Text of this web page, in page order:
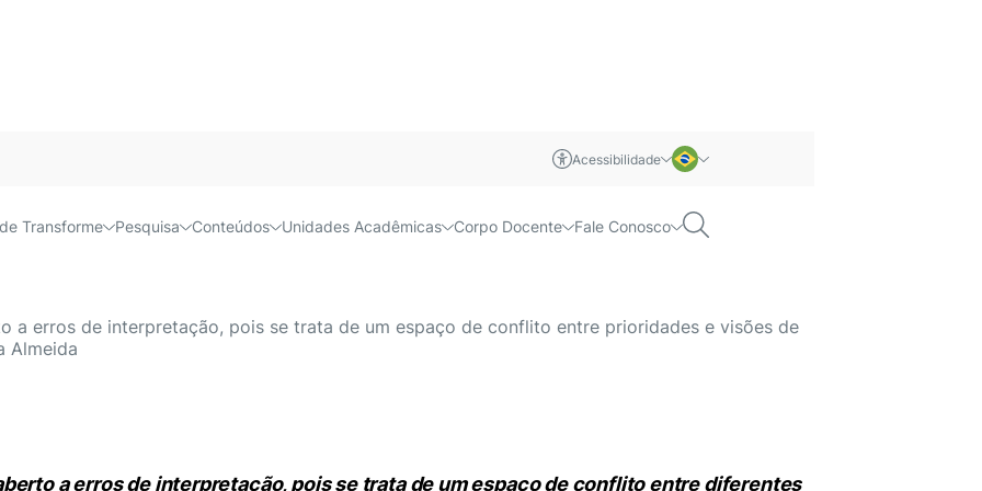
Acessibilidade
Português
Transforme Pesquisa Conteúdos Unidades Acadêmicas Corpo Docente Fale Conosco
do orçamento público ajuda a fiscalizar
a erros de interpretação, pois se trata de um espaço de conflito entre prioridades e visões de
Almeida
a erros de interpretação, pois se trata de um espaço de conflito entre diferentes